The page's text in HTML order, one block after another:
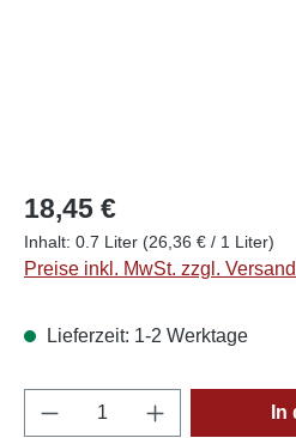
18,45 €
Inhalt: 0.7 Liter (26,36 € / 1 Liter)
Preise inkl. MwSt. zzgl.
Lieferzeit: 1-2 Werktage
Produkt Anzahl: Gib